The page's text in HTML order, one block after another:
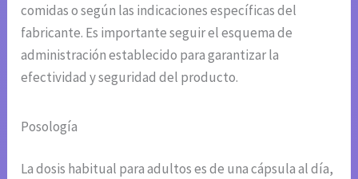
comidas o según las indicaciones específicas del
fabricante. Es importante seguir el esquema de
administración establecido para garantizar la
efectividad y seguridad del producto.
Posología
La dosis habitual para adultos es de una cápsula al día,